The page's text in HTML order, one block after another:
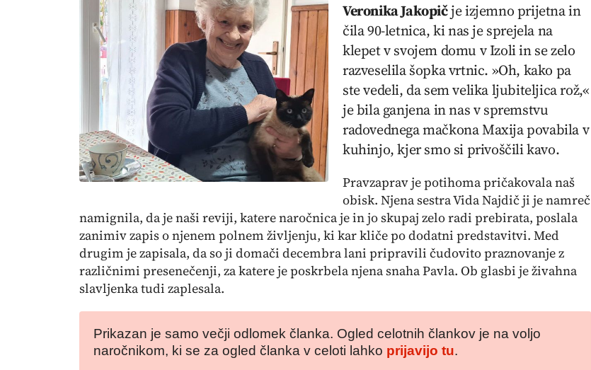
Veronika Jakopičje izjemno prijetna in
čila 90-letnica, ki nas je sprejela na
klepet v svojem domu v Izoli in se zelo
razveselila šopka vrtnic. »Oh, kako pa
ste vedeli, da sem velika ljubiteljica rož,«
je bila ganjena in nas v spremstvu
radovednega mačkona Maxija povabila v
kuhinjo, kjer smo si privoščili kavo.
Pravzaprav je potihoma pričakovala naš
obisk. Njena sestra Vida Najdič ji je namreč
namignila, da je naši reviji, katere naročnica je in jo skupaj zelo radi prebirata, poslala
zanimiv zapis o njenem polnem življenju, ki kar kliče po dodatni predstavitvi. Med
drugim je zapisala, da so ji domači decembra lani pripravili čudovito praznovanje z
različnimi presenečenji, za katere je poskrbela njena snaha Pavla. Ob glasbi je živahna
slavljenka tudi zaplesala.
Prikazan je samo večji odlomek članka. Ogled celotnih člankov je na voljo
naročnikom, ki se za ogled članka v celoti lahko prijavijo tu.